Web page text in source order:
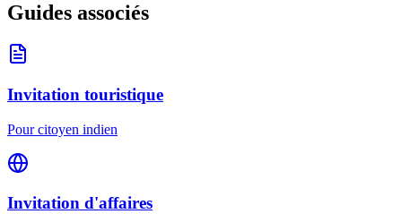
Guides associés
Invitation touristique
Pour citoyen indien
Invitation d'affaires